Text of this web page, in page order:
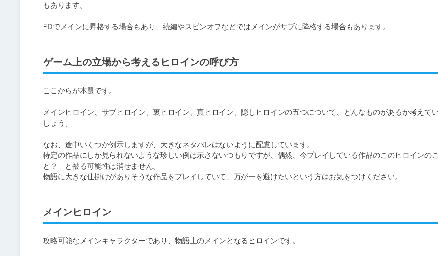
もあります。
FDでメインに昇格する場合もあり、続編やスピンオフなどではメインがサブに降格する場合もあります。
ゲーム上の立場から考えるヒロインの呼び方
ここからが本題です。
メインヒロイン、サブヒロイン、裏ヒロイン、真ヒロイン、隠しヒロインの五つについて、どんなものがあるか考えて
しょう。
なお、途中いくつか例示しますが、大きなネタバレはないように配慮しています。
特定の作品にしか見られないような珍しい例は示さないつもりですが、偶然、今プレイしている作品のこのヒロインの
と？　と被る可能性は消せません。
物語に大きな仕掛けがありそうな作品をプレイしていて、万が一を避けたいという方はお気をつけください。
メインヒロイン
攻略可能なメインキャラクターであり、物語上のメインとなるヒロインです。